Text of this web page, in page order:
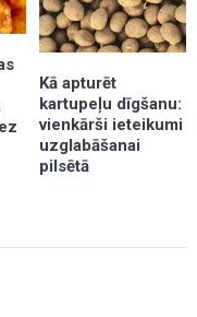
Kā apturēt
kartupeļu dīgšanu:
vienkārši ieteikumi
uzglabāšanai
pilsētā